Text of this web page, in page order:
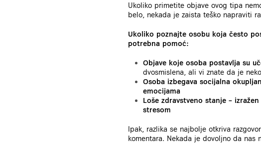
Ukoliko primetite objave ovog tipa
belo, nekada je zaista teško napraviti
Ukoliko poznajte osobu koja često
potrebna pomoć:
Objave koje osoba postavlja su
dvosmislena, ali vi znate da je
Osoba izbegava socijalna
emocijama
Loše zdravstveno stanje –
stresom
Ipak, razlika se najbolje otkriva
komentara. Nekada je dovoljno da nas